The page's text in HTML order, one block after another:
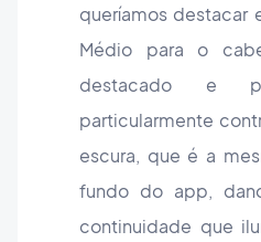
queríamos destacar
Médio para o
destacado e
particularmente
escura, que é a
fundo do app,
continuidade que